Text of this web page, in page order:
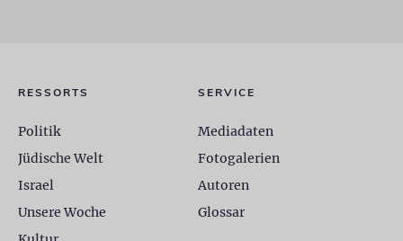
RESSORTS
Politik
Jüdische Welt
Israel
Unsere Woche
SERVICE
Mediadaten
Fotogalerien
Autoren
Glossar